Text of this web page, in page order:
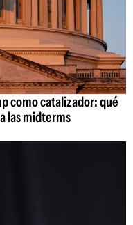
como catalizador: qué
las midterms